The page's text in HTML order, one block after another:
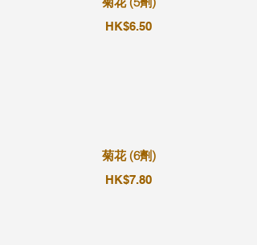
HK$6.50
菊花 (6劑)
HK$7.80